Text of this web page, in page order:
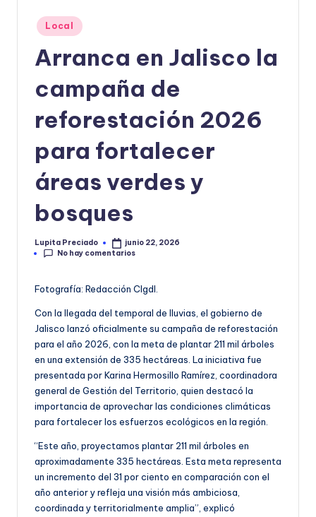
m
Publicado
en
Local
Arranca en Jalisco la
campaña de
reforestación 2026
para fortalecer
áreas verdes y
bosques
Publicado
por
Lupita Preciado
junio 22, 2026
No hay comentarios
Fotografía: Redacción CIgdl.
Con la llegada del temporal de lluvias, el gobierno de
Jalisco lanzó oficialmente su campaña de reforestación
para el año 2026, con la meta de plantar 211 mil árboles
en una extensión de 335 hectáreas. La iniciativa fue
presentada por Karina Hermosillo Ramírez, coordinadora
general de Gestión del Territorio, quien destacó la
importancia de aprovechar las condiciones climáticas
para fortalecer los esfuerzos ecológicos en la región.
“Este año, proyectamos plantar 211 mil árboles en
aproximadamente 335 hectáreas. Esta meta representa
un incremento del 31 por ciento en comparación con el
año anterior y refleja una visión más ambiciosa,
coordinada y territorialmente amplia”, explicó